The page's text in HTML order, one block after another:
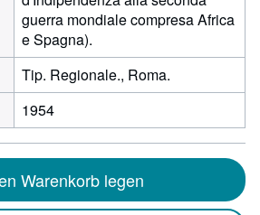
guerra mondiale compresa Africa
e Spagna).
Tip. Regionale., Roma.
1954
Warenkorb legen